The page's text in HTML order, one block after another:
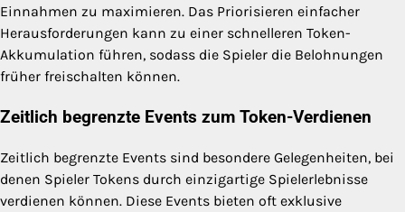
Einnahmen zu maximieren. Das Priorisieren einfacher
Herausforderungen kann zu einer schnelleren Token-
Akkumulation führen, sodass die Spieler die Belohnungen
früher freischalten können.
Zeitlich begrenzte Events zum Token-Verdienen
Zeitlich begrenzte Events sind besondere Gelegenheiten, bei
denen Spieler Tokens durch einzigartige Spielerlebnisse
verdienen können. Diese Events bieten oft exklusive